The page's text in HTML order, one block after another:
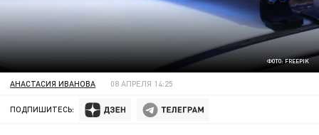
ФОТО: FREEPIK
АНАСТАСИЯ ИВАНОВА 08 АПРЕЛЯ 14:25
ПОДПИШИТЕСЬ: